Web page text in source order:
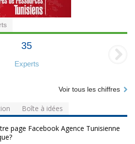
35
Experts
Voir tous les chiffres
Boîte à idées
page Facebook Agence Tunisienne